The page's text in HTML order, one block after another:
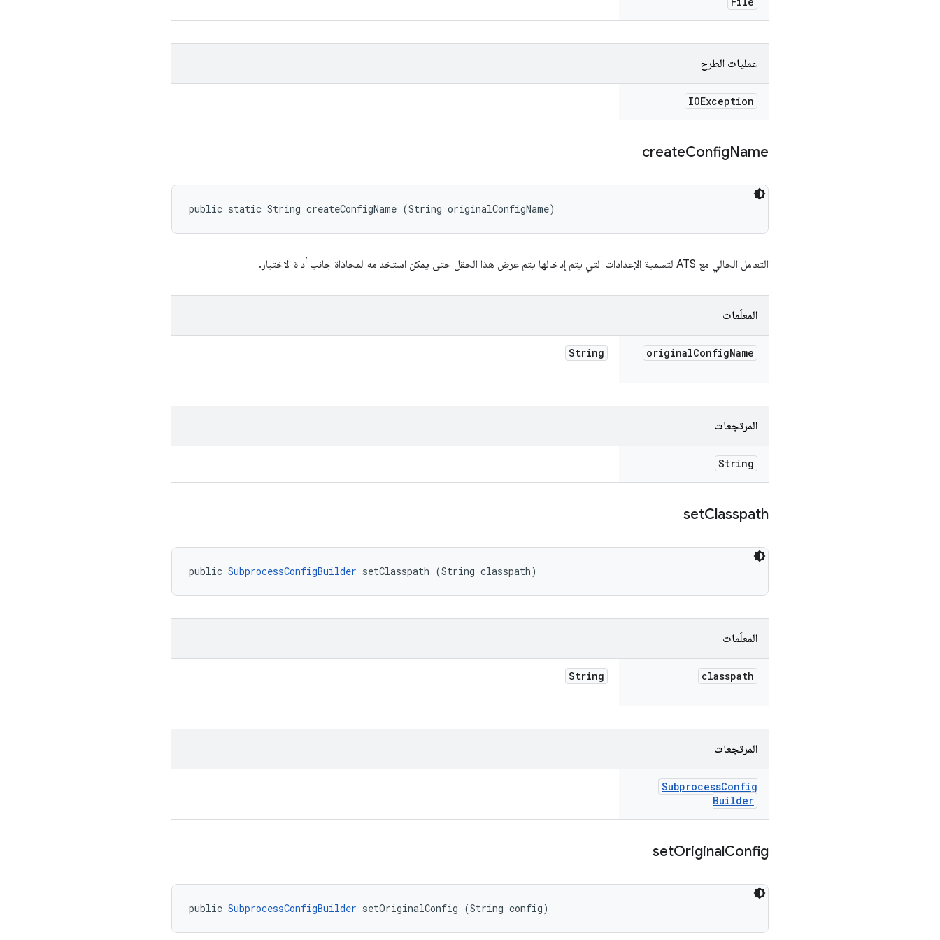
عمليات الطرح
IOException
createConfigName
public static String createConfigName (String originalConfigName)
التعامل الحالي مع ATS لتسمية الإعدادات التي يتم إدخالها يتم عرض هذا الحقل حتى يمكن استخدامه لمحاذاة جانب أداة الاختبار.
المعلَمات
originalConfigName
String
المرتجعات
String
setClasspath
public SubprocessConfigBuilder setClasspath (String classpath)
المعلَمات
classpath
String
المرتجعات
SubprocessConfig
Builder
setOriginalConfig
public SubprocessConfigBuilder setOriginalConfig (String config)